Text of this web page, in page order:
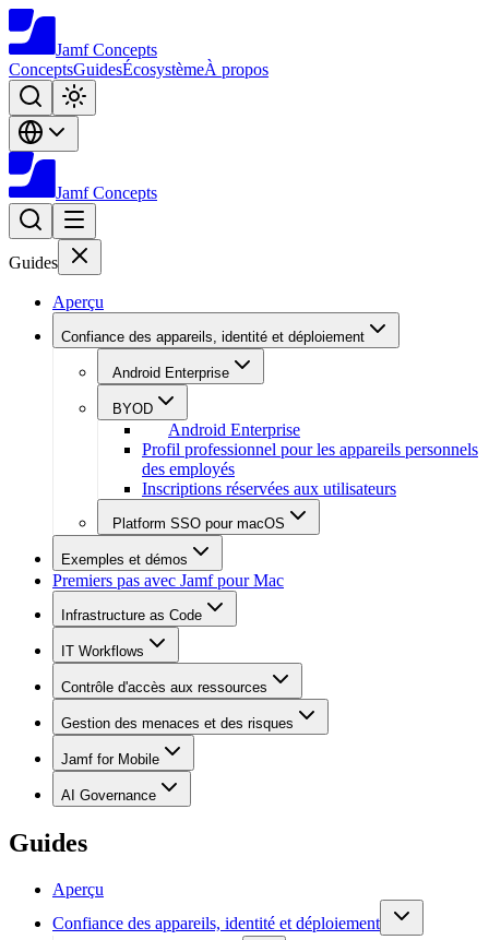
Jamf Concepts
ConceptsGuidesÉcosystèmeÀ propos
Jamf Concepts
Guides
Aperçu
Confiance des appareils, identité et déploiement
Android Enterprise
BYOD
Android Enterprise
Profil professionnel pour les appareils personnels
des employés
Inscriptions réservées aux utilisateurs
Platform SSO pour macOS
Exemples et démos
Premiers pas avec Jamf pour Mac
Infrastructure as Code
IT Workflows
Contrôle d'accès aux ressources
Gestion des menaces et des risques
Jamf for Mobile
AI Governance
Guides
Aperçu
Confiance des appareils, identité et déploiement